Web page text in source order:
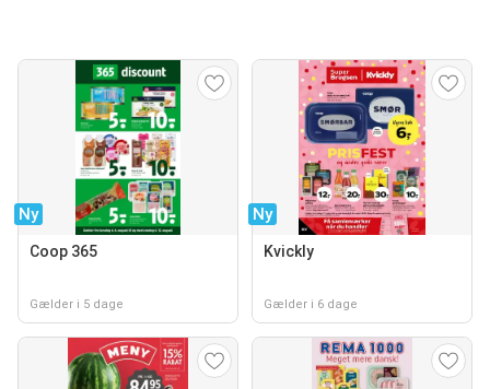
Ny
Coop 365
Gælder i 5 dage
Ny
Kvickly
Gælder i 6 dage